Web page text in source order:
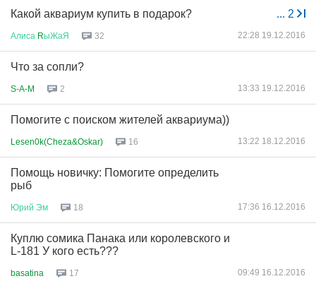
... 2
Какой аквариум купить в подарок?
Алиса RыЖаЯ 32 22:28 19.12.2016
Что за сопли?
S-A-M 2 13:33 19.12.2016
Помогите с поиском жителей аквариума))
Lesen0k(Cheza&Oskar) 16 13:22 18.12.2016
Помощь новичку: Помогите определить
рыб
Юрий Эм 18 17:36 16.12.2016
Куплю сомика Панака или королевского и
L-181 У кого есть???
basatina 17 09:49 16.12.2016